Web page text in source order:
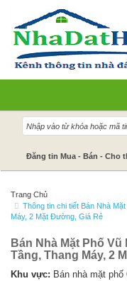
Nhà đất bán
Cần mua - Cần thuê
Dự án
Tin tức
Đăng tin Mua - Bán - Cho
Trang Chủ
Thông tin chi tiết Bán Nhà
Máy, 2 Mặt Đường, Giá Rẻ
Bán Nhà Mặt Phố
Tầng, Thang Máy, 2
Khu vực: Bán nhà mặt